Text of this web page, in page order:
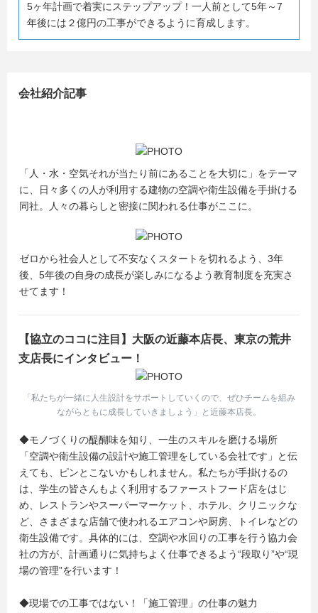
5ヶ年計画で着実にステップアップ！一人前として5年～7
年後には２億円の工事ができるように育成します。
会社紹介記事
「人・水・空気それが当たり前にあることを大切に」をテーマ
に、日々多くの人が利用する建物の空調や衛生設備を手掛ける
同社。人々の暮らしと密接に関われる仕事がここに。
ゼロから社会人として不安なくスタートを切れるよう、3年
後、5年後の自身の成長が楽しみになるよう教育制度を充実さ
せてます！
【協立のココに注目】大阪の近藤本店長、東京の荒井
支店長にインタビュー！
「私たちが一緒に人生設計をサポートしていくので、ぜひチームを組み
ながらともに成長していきましょう」と近藤本店長。
◆モノづくりの醍醐味を知り、一生のスキルを磨ける場所
「空調や衛生設備の設計や施工管理をしている会社です」と伝
えても、ピンとこないかもしれません。私たちが手掛けるの
は、学生の皆さんもよく利用するファーストフード店をはじ
め、レストランやスーパーマーケット、ホテル、クリニックな
ど、さまざまな店舗で使われるエアコンや厨房、トイレなどの
衛生設備です。具体的には、空調や水回りの工事を行う協力会
社の方が、計画通りに気持ちよく仕事できるよう“段取り”や“現
場の管理”を行います！
◆現場での工事ではない！「施工管理」の仕事の魅力